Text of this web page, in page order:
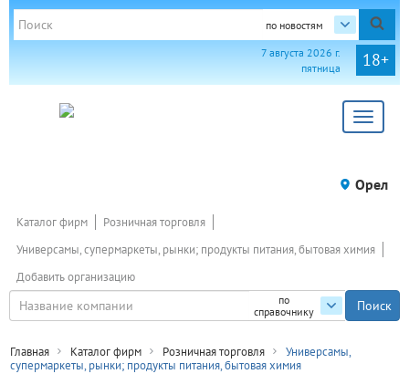
по новостям
18+
7 августа 2026 г.
пятница
Toggle
Орел
Каталог фирм
Розничная торговля
Универсамы, супермаркеты, рынки; продукты питания, бытовая химия
Добавить организацию
по
справочнику
Главная Каталог фирм Розничная торговля
Универсамы,
супермаркеты, рынки; продукты питания, бытовая химия